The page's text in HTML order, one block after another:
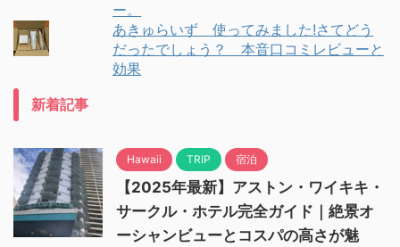
ー。
あきゅらいず 使ってみました!さてどう
だったでしょう？ 本音口コミレビューと
効果
新着記事
Hawaii TRIP 宿泊
【2025年最新】アストン・ワイキキ・
サークル・ホテル完全ガイド｜絶景オ
ーシャンビューとコスパの高さが魅